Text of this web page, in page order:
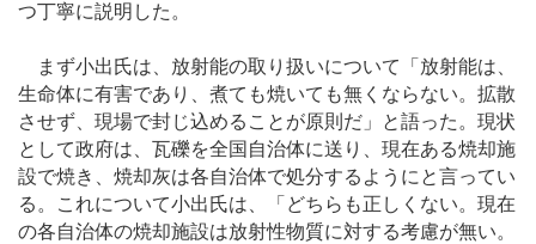
つ丁寧に説明した。
まず小出氏は、放射能の取り扱いについて「放射能は、
生命体に有害であり、煮ても焼いても無くならない。拡散
させず、現場で封じ込めることが原則だ」と語った。現状
として政府は、瓦礫を全国自治体に送り、現在ある焼却施
設で焼き、焼却灰は各自治体で処分するようにと言ってい
る。これについて小出氏は、「どちらも正しくない。現在
の各自治体の焼却施設は放射性物質に対する考慮が無い。